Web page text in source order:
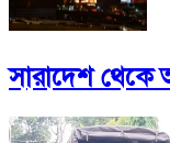
সারাদেশথেকে